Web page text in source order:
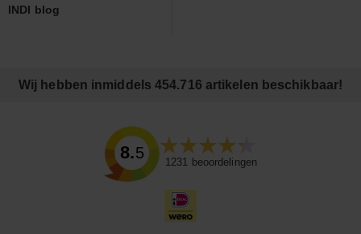
INDI blog
Wij hebben inmiddels 454.716 artikelen beschikbaar!
8.5
1231 beoordelingen